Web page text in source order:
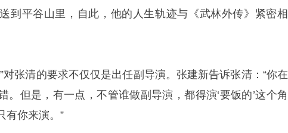
到平谷山里，自此，他的人生轨迹与《武林外传》紧密相
对张清的要求不仅仅是出任副导演。张建新告诉张清：“你在
。但是，有一点，不管谁做副导演，都得演‘要饭的’这个角
有你来演。”